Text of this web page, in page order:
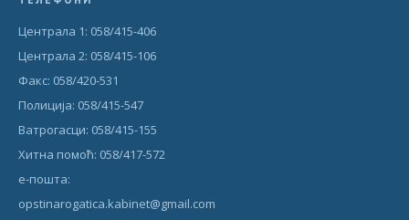
Централа 1: 058/415-406
Централа 2: 058/415-106
Факс: 058/420-531
Полиција: 058/415-547
Ватрогасци: 058/415-155
Хитна помоћ: 058/417-572
е-пошта:
opstinarogatica.kabinet@gmail.com